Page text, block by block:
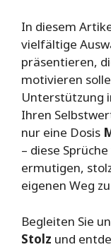
In diesem
vielfältige
präsentieren,
motivieren
Unterstützung
Ihren
nur eine Dosis
– diese
ermutigen,
eigenen Weg
Begleiten Sie
Stolz und